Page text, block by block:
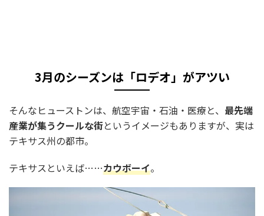
3月のシーズンは「ロデオ」がアツい
そんなヒューストンは、航空宇宙・石油・医療と、 最先端
産業が集うクールな街というイメージもありますが、実は
テキサス州の都市。
テキサスといえば……カウボーイ。